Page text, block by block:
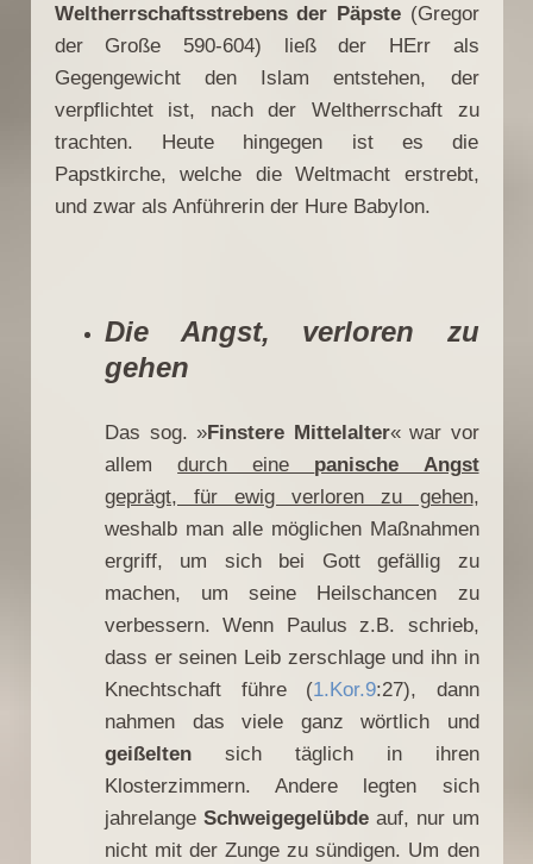
Weltherrschaftsstrebens der Päpste(Gregor
der Große 590-604) ließ der HErr als
Gegengewicht den Islam entstehen, der
verpflichtet ist, nach der Weltherrschaft zu
trachten. Heute hingegen ist es die
Papstkirche, welche die Weltmacht erstrebt,
und zwar als Anführerin der Hure Babylon.
Die Angst, verloren zu
gehen
Das sog. »Finstere Mittelalter« war vor
allemdurch eine panische Angst
geprägt, für ewig verloren zu gehen,
weshalb man alle möglichen Maßnahmen
ergriff, um sich bei Gott gefällig zu
machen, um seine Heilschancen zu
verbessern. Wenn Paulus z.B. schrieb,
dass er seinen Leib zerschlage und ihn in
Knechtschaft führe (1.Kor.9:27), dann
nahmen das viele ganz wörtlich und
geißelten sich täglich in ihren
Klosterzimmern. Andere legten sich
jahrelange Schweigegelübdeauf, nur um
nicht mit der Zunge zu sündigen. Um den